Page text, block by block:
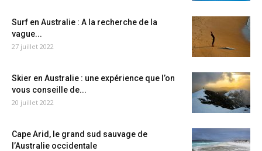
Surf en Australie : A la recherche de la
vague...
27 juillet 2022
Skier en Australie : une expérience que l’on
vous conseille de...
20 juillet 2022
Cape Arid, le grand sud sauvage de
l’Australie occidentale